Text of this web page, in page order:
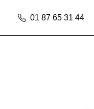
01 87 65 31 44